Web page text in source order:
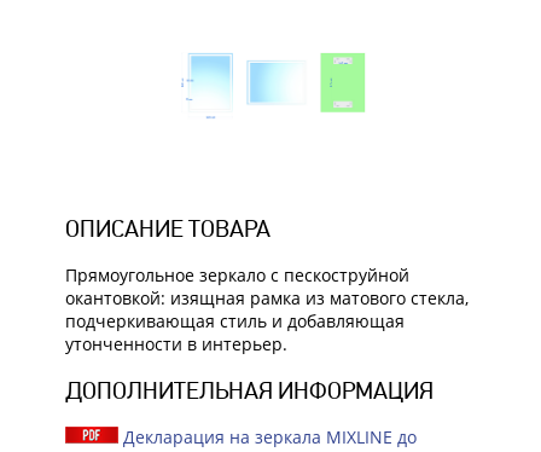
ОПИСАНИЕ ТОВАРА
Прямоугольное зеркало с пескоструйной
окантовкой: изящная рамка из матового стекла,
подчеркивающая стиль и добавляющая
утонченности в интерьер.
ДОПОЛНИТЕЛЬНАЯ ИНФОРМАЦИЯ
Декларация на зеркала MIXLINE до